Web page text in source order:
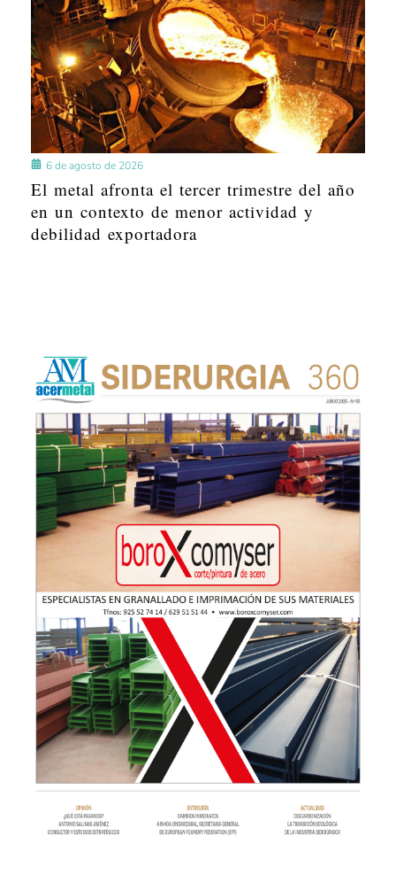
6 de agosto de 2026
El metal afronta el tercer trimestre del año
en un contexto de menor actividad y
debilidad exportadora